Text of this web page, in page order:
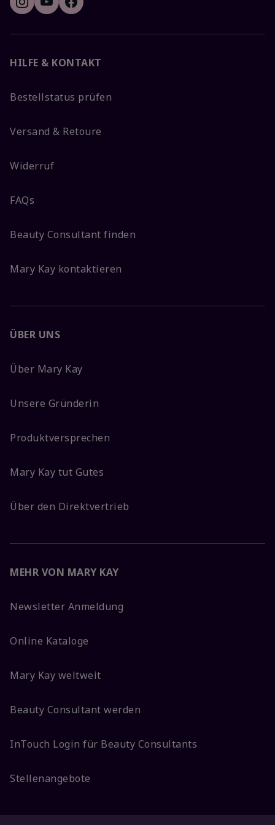
HILFE & KONTAKT
Bestellstatus prüfen
Versand & Retoure
Widerruf
FAQs
Beauty Consultant finden
Mary Kay kontaktieren
ÜBER UNS
Über Mary Kay
Unsere Gründerin
Produktversprechen
Mary Kay tut Gutes
Über den Direktvertrieb
MEHR VON MARY KAY
Newsletter Anmeldung
Online Kataloge
Mary Kay weltweit
Beauty Consultant werden
InTouch Login für Beauty Consultants
Stellenangebote